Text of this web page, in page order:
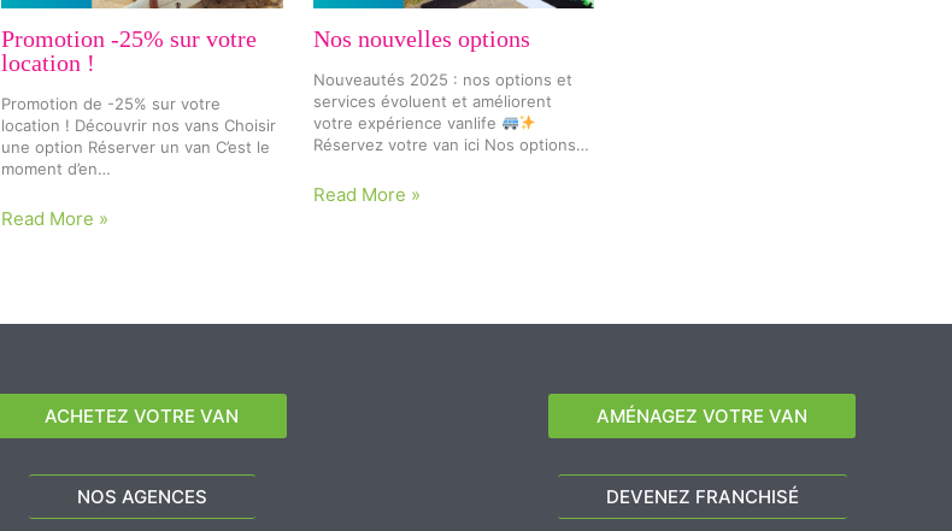
Promotion -25% sur votre
location !
Promotion de -25% sur votre
location ! Découvrir nos vans Choisir
une option Réserver un van C’est le
moment d’en…
Read More »
Nos nouvelles options
Nouveautés 2025 : nos options et
services évoluent et améliorent
votre expérience vanlife
Réservez votre van ici Nos options…
Read More »
ACHETEZ VOTRE VAN
NOS AGENCES
AMÉNAGEZ VOTRE VAN
DEVENEZ FRANCHISÉ